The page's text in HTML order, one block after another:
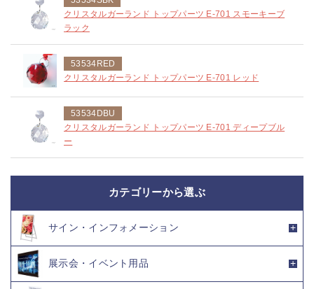
クリスタルガーランド トップパーツ E-701 スモーキーブ
ラック
53534RED
クリスタルガーランド トップパーツ E-701 レッド
53534DBU
クリスタルガーランド トップパーツ E-701 ディープブル
ー
カテゴリーから選ぶ
サイン・インフォメーション
展示会・イベント用品